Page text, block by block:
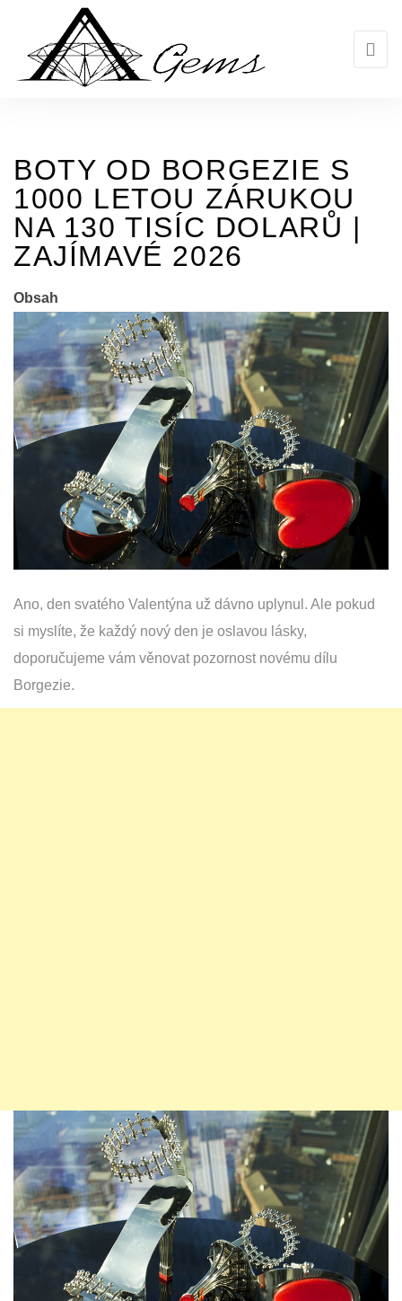
BOTY OD BORGEZIE S
1000 LETOU ZÁRUKOU
NA 130 TISÍC DOLARŮ |
ZAJÍMAVÉ 2026
Obsah
Ano, den svatého Valentýna už dávno uplynul. Ale pokud
si myslíte, že každý nový den je oslavou lásky,
doporučujeme vám věnovat pozornost novému dílu
Borgezie.